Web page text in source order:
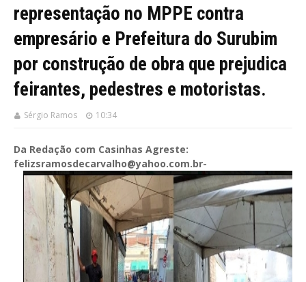
representação no MPPE contra
empresário e Prefeitura do Surubim
por construção de obra que prejudica
feirantes, pedestres e motoristas.
Sérgio Ramos 10:34
Da Redação com Casinhas Agreste:
felizsramosdecarvalho@yahoo.com.br-